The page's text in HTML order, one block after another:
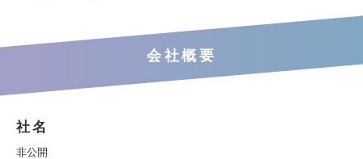
会社概要
社名
非公開